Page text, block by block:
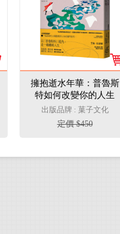
擁抱逝水年華：普魯斯
特如何改變你的人生
【美感觀看九章】
出版品牌 : 菓子文化
定價 $450